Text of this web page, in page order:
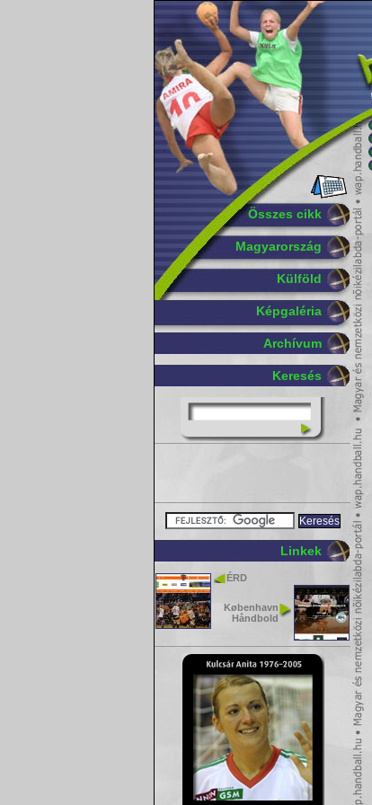
Összes cikk
Magyarország
Külföld
Képgaléria
Archívum
Keresés
Linkek
ÉRD
København
Håndbold